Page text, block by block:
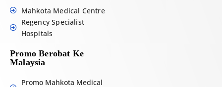
Mahkota Medical Centre
Regency Specialist
Hospitals
Promo Berobat Ke
Malaysia
Promo Mahkota Medical